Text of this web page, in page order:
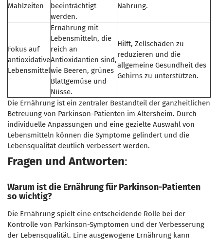
Mahlzeiten
beeinträchtigt
werden.
Nahrung.
Fokus auf
antioxidative
Lebensmittel
Ernährung mit
Lebensmitteln, die
reich an
Antioxidantien sind,
wie Beeren, grünes
Blattgemüse und
Nüsse.
Hilft, Zellschäden zu
reduzieren und die
allgemeine Gesundheit des
Gehirns zu unterstützen.
Die Ernährung ist ein zentraler Bestandteil der ganzheitlichen
Betreuung von Parkinson-Patienten im Altersheim. Durch
individuelle Anpassungen und eine gezielte Auswahl von
Lebensmitteln können die Symptome gelindert und die
Lebensqualität deutlich verbessert werden.
Fragen und Antworten:
Warum ist die Ernährung für Parkinson-Patienten
so wichtig?
Die Ernährung spielt eine entscheidende Rolle bei der
Kontrolle von Parkinson-Symptomen und der Verbesserung
der Lebensqualität. Eine ausgewogene Ernährung kann